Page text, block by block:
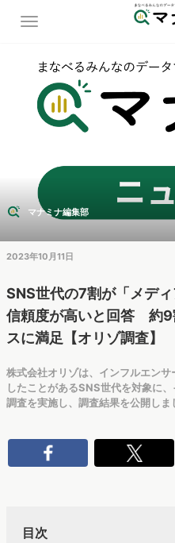
マナミナ編集部
2023年10月11日
SNS世代の7割が「メデ
信頼度が高いと回答 約9
スに満足【オリゾ調査】
株式会社オリゾは、インフルエン
したことがあるSNS世代を対象に
調査を実施し、調査結果を公開しま
目次